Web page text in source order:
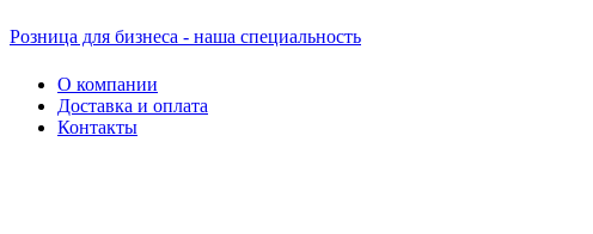
Розница для бизнеса - наша специальность
О компании
Доставка и оплата
Контакты